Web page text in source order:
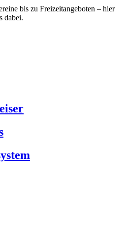
bis zu Freizeitangeboten – hier
dabei.